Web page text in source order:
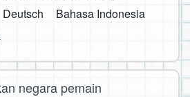
Deutsch
Bahasa Indonesia
negara pemain